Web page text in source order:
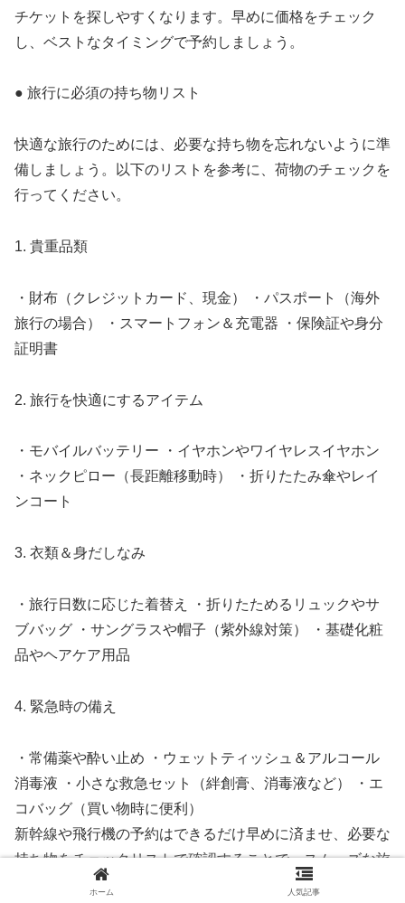
チケットを探しやすくなります。早めに価格をチェック
し、ベストなタイミングで予約しましょう。
● 旅行に必須の持ち物リスト
快適な旅行のためには、必要な持ち物を忘れないように準
備しましょう。以下のリストを参考に、荷物のチェックを
行ってください。
1. 貴重品類
・財布（クレジットカード、現金） ・パスポート（海外
旅行の場合） ・スマートフォン＆充電器 ・保険証や身分
証明書
2. 旅行を快適にするアイテム
・モバイルバッテリー ・イヤホンやワイヤレスイヤホン
・ネックピロー（長距離移動時） ・折りたたみ傘やレイ
ンコート
3. 衣類＆身だしなみ
・旅行日数に応じた着替え ・折りたためるリュックやサ
ブバッグ ・サングラスや帽子（紫外線対策） ・基礎化粧
品やヘアケア用品
4. 緊急時の備え
・常備薬や酔い止め ・ウェットティッシュ＆アルコール
消毒液 ・小さな救急セット（絆創膏、消毒液など） ・エ
コバッグ（買い物時に便利）
新幹線や飛行機の予約はできるだけ早めに済ませ、必要な
持ち物をチェックリストで確認することで、スムーズな旅
行が実現します。準備を万全にして、ゴールデンウィーク
ホーム 人気記事